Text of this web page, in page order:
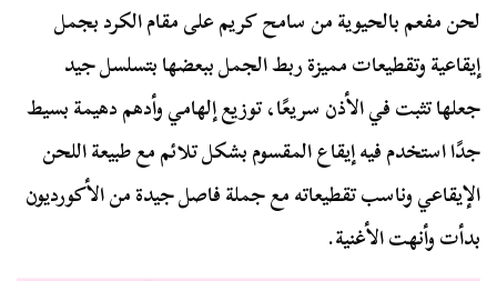
لحن مفعم بالحيوية من سامح كريم على مقام الكرد بجمل
إيقاعية وتقطيعات مميزة ربط الجمل ببعضها بتسلسل جيد
جعلها تثبت في الأذن سريعًا، توزيع إلهامي وأدهم دهيمة بسيط
جدًا استخدم فيه إيقاع المقسوم بشكل تلائم مع طبيعة اللحن
الإيقاعي وناسب تقطيعاته مع جملة فاصل جيدة من الأكورديون
بدأت وأنهت الأغنية.